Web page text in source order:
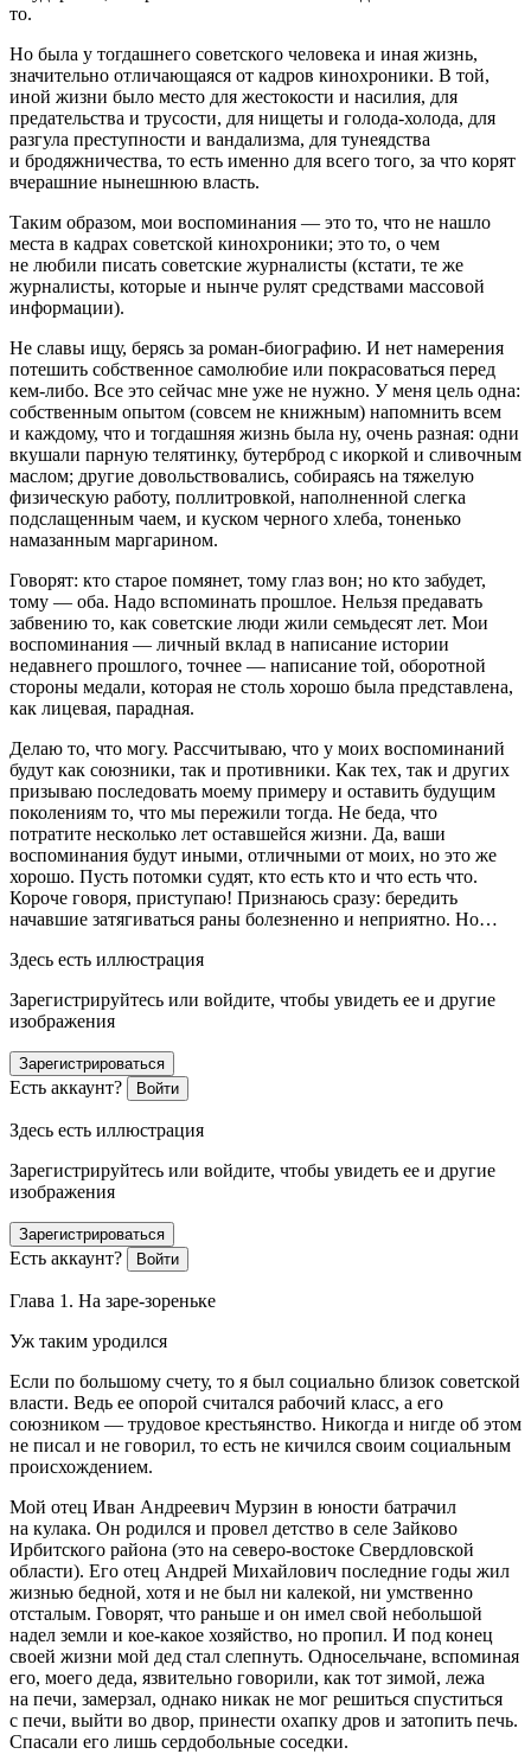
то.
Но была у тогдашнего советского человека и иная жизнь,
значительно отличающаяся от кадров кинохроники. В той,
иной жизни было место для жестокости и насилия, для
предательства и трусости, для нищеты и голода-холода, для
разгула преступности и вандализма, для тунеядства
и бродяжничества, то есть именно для всего того, за что корят
вчерашние нынешнюю власть.
Таким образом, мои воспоминания — это то, что не нашло
места в кадрах советской кинохроники; это то, о чем
не любили писать советские журналисты (кстати, те же
журналисты, которые и нынче рулят средствами массовой
информации).
Не славы ищу, берясь за роман-биографию. И нет намерения
потешить собственное самолюбие или покрасоваться перед
кем-либо. Все это сейчас мне уже не нужно. У меня цель одна:
собственным опытом (совсем не книжным) напомнить всем
и каждому, что и тогдашняя жизнь была ну, очень разная: одни
вкушали парную телятинку, бутерброд с икоркой и сливочным
маслом; другие довольствовались, собираясь на тяжелую
физическую работу, поллитровкой, наполненной слегка
подслащенным чаем, и куском черного хлеба, тоненько
намазанным маргарином.
Говорят: кто старое помянет, тому глаз вон; но кто забудет,
тому — оба. Надо вспоминать прошлое. Нельзя предавать
забвению то, как советские люди жили семьдесят лет. Мои
воспоминания — личный вклад в написание истории
недавнего прошлого, точнее — написание той, оборотной
стороны медали, которая не столь хорошо была представлена,
как лицевая, парадная.
Делаю то, что могу. Рассчитываю, что у моих воспоминаний
будут как союзники, так и противники. Как тех, так и других
призываю последовать моему примеру и оставить будущим
поколениям то, что мы пережили тогда. Не беда, что
потратите несколько лет оставшейся жизни. Да, ваши
воспоминания будут иными, отличными от моих, но это же
хорошо. Пусть потомки судят, кто есть кто и что есть что.
Короче говоря, приступаю! Признаюсь сразу: бередить
начавшие затягиваться раны болезненно и неприятно. Но…
Здесь есть иллюстрация
Зарегистрируйтесь или войдите, чтобы увидеть ее и другие
изображения
Зарегистрироваться
Есть аккаунт? Войти
Здесь есть иллюстрация
Зарегистрируйтесь или войдите, чтобы увидеть ее и другие
изображения
Зарегистрироваться
Есть аккаунт? Войти
Глава 1. На заре-зореньке
Уж таким уродился
Если по большому счету, то я был социально близок советской
власти. Ведь ее опорой считался рабочий класс, а его
союзником — трудовое крестьянство. Никогда и нигде об этом
не писал и не говорил, то есть не кичился своим социальным
происхождением.
Мой отец Иван Андреевич Мурзин в юности батрачил
на кулака. Он родился и провел детство в селе Зайково
Ирбитского района (это на северо-востоке Свердловской
области). Его отец Андрей Михайлович последние годы жил
жизнью бедной, хотя и не был ни калекой, ни умственно
отсталым. Говорят, что раньше и он имел свой небольшой
надел земли и кое-какое хозяйство, но пропил. И под конец
своей жизни мой дед стал слепнуть. Односельчане, вспоминая
его, моего деда, язвительно говорили, как тот зимой, лежа
на печи, замерзал, однако никак не мог решиться спуститься
с печи, выйти во двор, принести охапку дров и затопить печь.
Спасали его лишь сердобольные соседки.